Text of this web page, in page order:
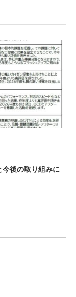
今後の取り組みに